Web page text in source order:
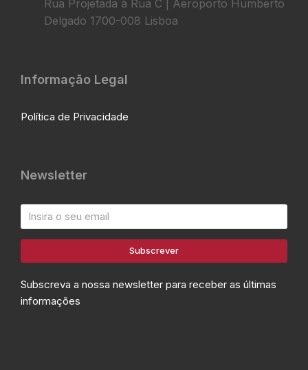
Rua Projetada à Rua C | Aeroporto Humberto
Delgado 1700-008 Lisboa
Informação Legal
Política de Privacidade
Newsletter
Subscrever
Subscreva a nossa newsletter para receber as últimas
informações